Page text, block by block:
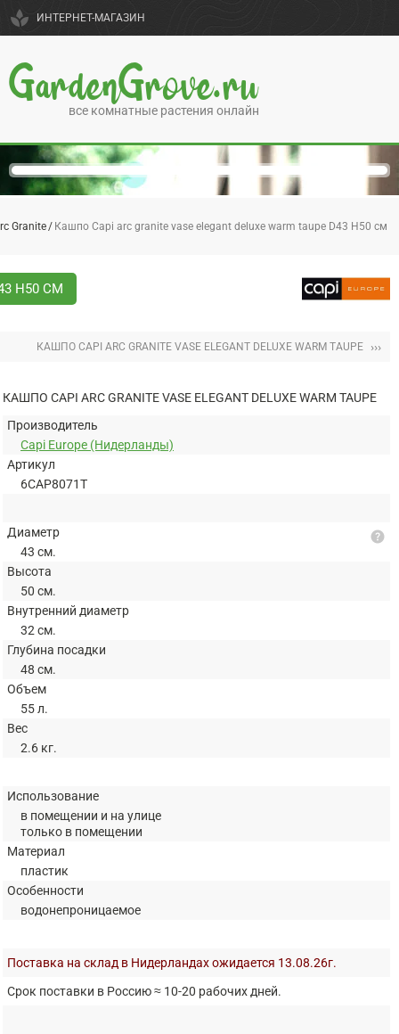
spa ИНТЕРНЕТ-МАГАЗИН
GardenGrove.ru
все комнатные растения онлайн
Granite Кашпо Capi arc granite vase elegant deluxe warm taupe D43 H50 см
H50 СМ
КАШПО CAPI ARC GRANITE VASE ELEGANT DELUXE WARM TAUPE ›››
КАШПО CAPI ARC GRANITE VASE ELEGANT DELUXE WARM TAUPE
Производитель
Capi Europe (Нидерланды)
Артикул
6CAP8071T
Диаметр
43 см.
Высота
50 см.
Внутренний диаметр
32 см.
Глубина посадки
48 см.
Объем
55 л.
Вес
2.6 кг.
help
Использование
в помещении и на улице
только в помещении
Материал
пластик
Особенности
водонепроницаемое
Поставка на склад в Нидерландах ожидается 13.08.26г.
Срок поставки в Россию ≈ 10-20 рабочих дней.